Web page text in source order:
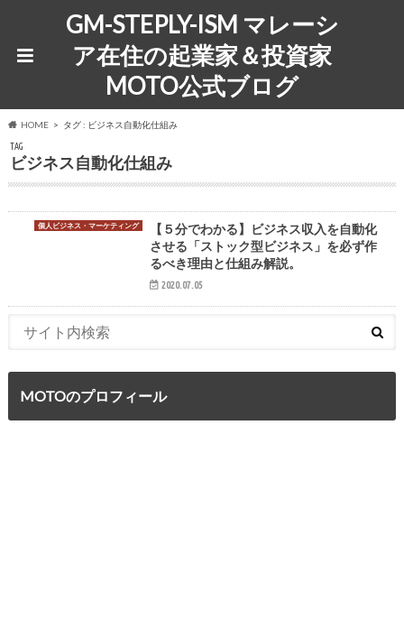
GM-STEPLY-ISM マレーシ
ア在住の起業家＆投資家
MOTO公式ブログ
HOME タグ : ビジネス自動化仕組み
TAG
ビジネス自動化仕組み
個人ビジネス・マーケティング
【５分でわかる】ビジネス収入を自動化
させる「ストック型ビジネス」を必ず作
るべき理由と仕組み解説。
2020.07.05
MOTOのプロフィール